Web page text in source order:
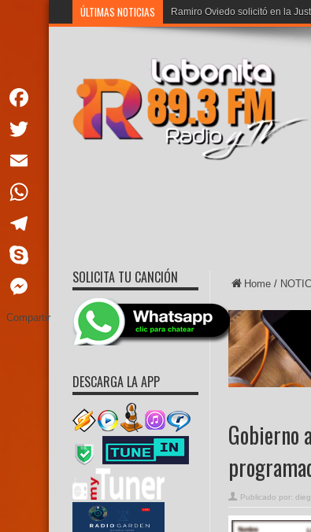
ÚLTIMAS NOTICIAS Ramiro Oviedo solicitó en la
Home /
Gobierno
Publicado por:
SOLICITA TU CANCIÓN
DESCARGA LA APP
Facebook
Twitter
Email
WhatsApp
Telegram
Skype
Messenger
Compartir